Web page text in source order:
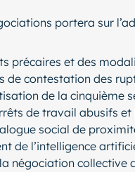
portera sur
précaires et des
de contestation des
de la cinquième
de travail abusifs
social de
de l’intelligence
négociation collective